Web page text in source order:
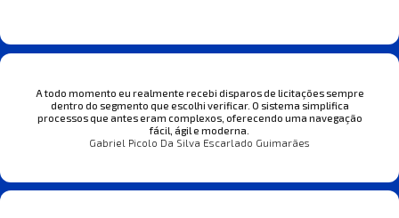
A todo momento eu realmente recebi disparos de licitações sempre
dentro do segmento que escolhi verificar. O sistema simplifica
processos que antes eram complexos, oferecendo uma navegação
fácil, ágil e moderna.
Gabriel Picolo Da Silva Escarlado Guimarães